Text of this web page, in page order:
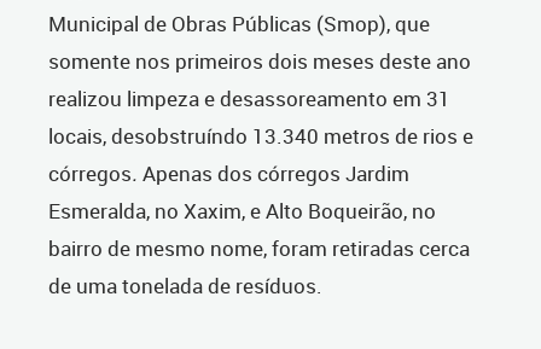
Municipal de Obras Públicas (Smop), que
somente nos primeiros dois meses deste ano
realizou limpeza e desassoreamento em 31
locais, desobstruíndo 13.340 metros de rios e
córregos. Apenas dos córregos Jardim
Esmeralda, no Xaxim, e Alto Boqueirão, no
bairro de mesmo nome, foram retiradas cerca
de uma tonelada de resíduos.